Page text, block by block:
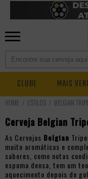
CLUBE MAIS
ESTILOS BELGIAN
Cerveja Belgian
As Cervejas Belgian
muito aromáticas e
sabores, como notas
espuma densa, tem um
aquecimento depois do